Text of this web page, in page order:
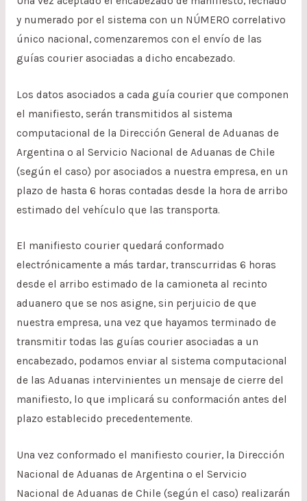
y numerado por el sistema con un NÚMERO correlativo
único nacional, comenzaremos con el envío de las
guías courier asociadas a dicho encabezado.
Los datos asociados a cada guía courier que componen
el manifiesto, serán transmitidos al sistema
computacional de la Dirección General de Aduanas de
Argentina o al Servicio Nacional de Aduanas de Chile
(según el caso) por asociados a nuestra empresa, en un
plazo de hasta 6 horas contadas desde la hora de arribo
estimado del vehículo que las transporta.
El manifiesto courier quedará conformado
electrónicamente a más tardar, transcurridas 6 horas
desde el arribo estimado de la camioneta al recinto
aduanero que se nos asigne, sin perjuicio de que
nuestra empresa, una vez que hayamos terminado de
transmitir todas las guías courier asociadas a un
encabezado, podamos enviar al sistema computacional
de las Aduanas intervinientes un mensaje de cierre del
manifiesto, lo que implicará su conformación antes del
plazo establecido precedentemente.
Una vez conformado el manifiesto courier, la Dirección
Nacional de Aduanas de Argentina o el Servicio
Nacional de Aduanas de Chile (según el caso) realizarán